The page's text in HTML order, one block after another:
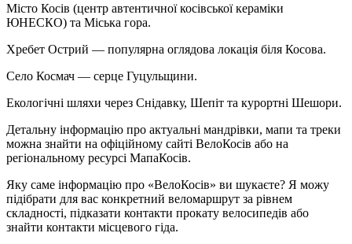
Місто Косів (центр автентичної косівської кераміки
ЮНЕСКО) та Міська гора.
Хребет Острий — популярна оглядова локація біля Косова.
Село Космач — серце Гуцульщини.
Екологічні шляхи через Снідавку, Шепіт та курортні Шешори.
Детальну інформацію про актуальні мандрівки, мапи та треки
можна знайти на офіційному сайті ВелоКосів або на
регіональному ресурсі МапаКосів.
Яку саме інформацію про «ВелоКосів» ви шукаєте? Я можу
підібрати для вас конкретний веломаршрут за рівнем
складності, підказати контакти прокату велосипедів або
знайти контакти місцевого гіда.